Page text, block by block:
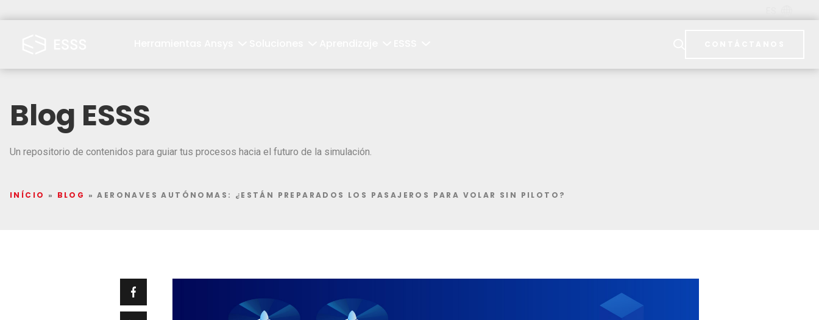
Blog ESSS
Un repositorio de contenidos para guiar tus procesos hacia el futuro de la simulación.
INÍCIO » BLOG »AERONAVES AUTÓNOMAS: ¿ESTÁN PREPARADOS LOS PASAJEROS PARA VOLAR SIN PILOTO?